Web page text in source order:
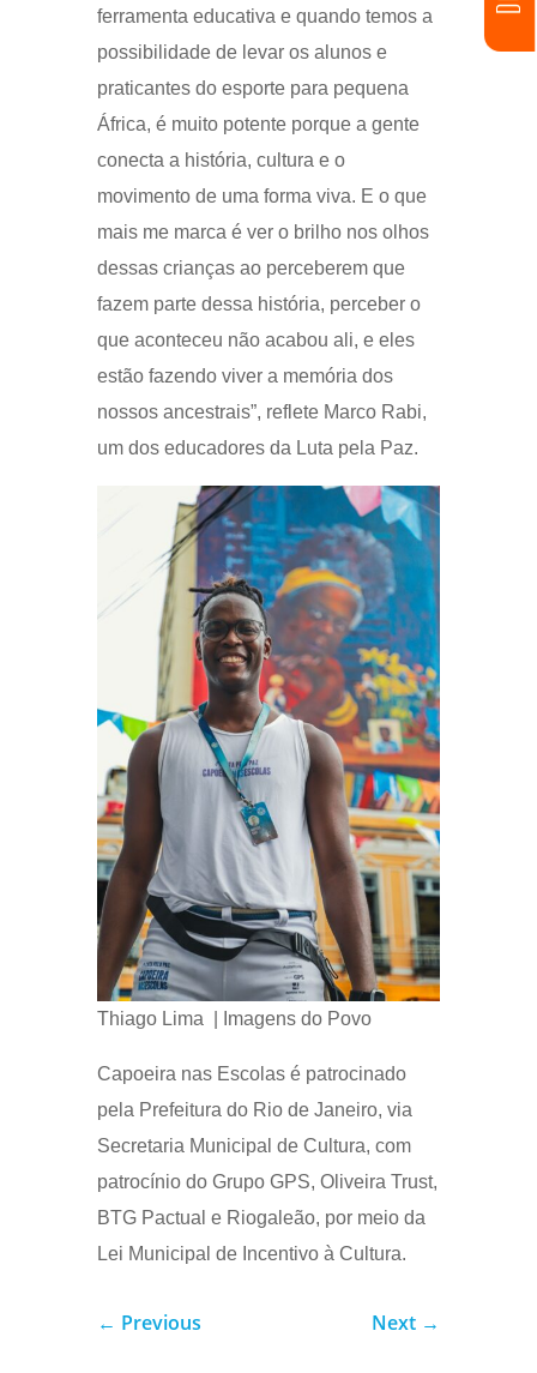
ferramenta educativa e quando temos a
possibilidade de levar os alunos e
praticantes do esporte para pequena
África, é muito potente porque a gente
conecta a história, cultura e o
movimento de uma forma viva. E o que
mais me marca é ver o brilho nos olhos
dessas crianças ao perceberem que
fazem parte dessa história, perceber o
que aconteceu não acabou ali, e eles
estão fazendo viver a memória dos
nossos ancestrais”, reflete Marco Rabi,
um dos educadores da Luta pela Paz.
Thiago Lima | Imagens do Povo
Capoeira nas Escolas é patrocinado
pela Prefeitura do Rio de Janeiro, via
Secretaria Municipal de Cultura, com
patrocínio do Grupo GPS, Oliveira Trust,
BTG Pactual e Riogaleão, por meio da
Lei Municipal de Incentivo à Cultura.
← Previous Next →